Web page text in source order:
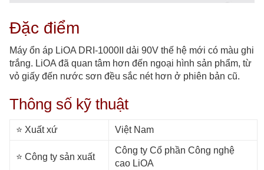
Đặc điểm
Máy ổn áp LiOA DRI-1000II dải 90V thế hệ mới có màu ghi
trắng. LiOA đã quan tâm hơn đến ngoại hình sản phẩm, từ
vỏ giấy đến nước sơn đều sắc nét hơn ở phiên bản cũ.
Thông số kỹ thuật
⭐️ Xuất xứ Việt Nam
⭐️ Công ty sản xuất
Công ty Cổ phần Công nghệ
cao LiOA